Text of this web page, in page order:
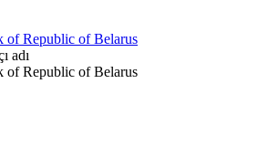
of Republic of Belarus
adı
of Republic of Belarus